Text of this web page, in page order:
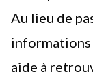
Au lieu de
informations
aide à